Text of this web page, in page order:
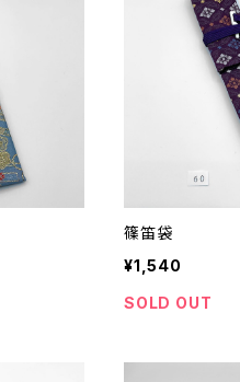
篠笛袋
¥1,540
SOLD OUT